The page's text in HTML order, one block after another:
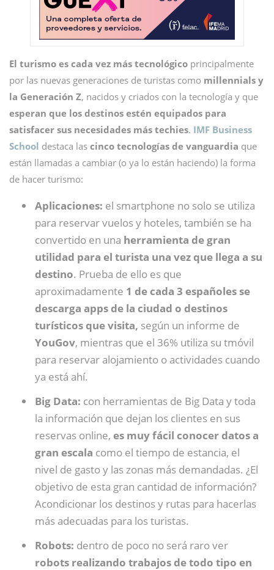
El turismo es cada vez más tecnológico principalmente
por las nuevas generaciones de turistas como millennials y
la Generación Z, nacidos y criados con la tecnología y que
esperan que los destinos estén equipados para
satisfacer sus necesidades más techies. IMF Business
School destaca las cinco tecnologías de vanguardia que
están llamadas a cambiar (o ya lo están haciendo) la forma
de hacer turismo:
Aplicaciones: el smartphone no solo se utiliza
para reservar vuelos y hoteles, también se ha
convertido en una herramienta de gran
utilidad para el turista una vez que llega a su
destino. Prueba de ello es que
aproximadamente 1 de cada 3 españoles se
descarga apps de la ciudad o destinos
turísticos que visita, según un informe de
YouGov, mientras que el 36% utiliza su tmóvil
para reservar alojamiento o actividades cuando
ya está ahí.
Big Data: con herramientas de Big Data y toda
la información que dejan los clientes en sus
reservas online, es muy fácil conocer datos a
gran escala como el tiempo de estancia, el
nivel de gasto y las zonas más demandadas. ¿El
objetivo de esta gran cantidad de información?
Acondicionar los destinos y rutas para hacerlas
más adecuadas para los turistas.
Robots: dentro de poco no será raro ver
robots realizando trabajos de todo tipo en